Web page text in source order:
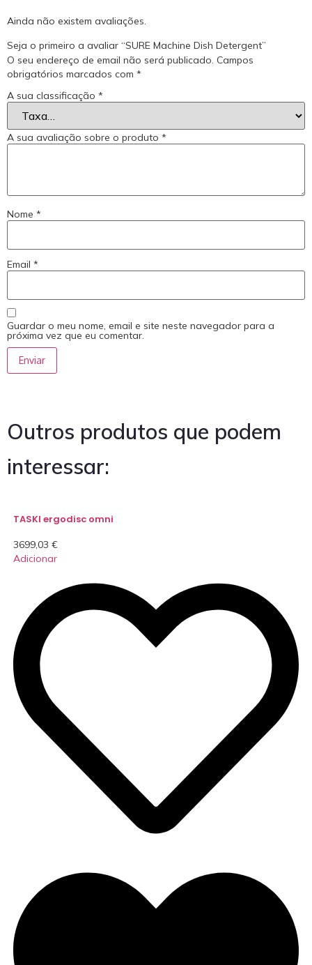
Ainda não existem avaliações.
Seja o primeiro a avaliar “SURE Machine Dish Detergent”
O seu endereço de email não será publicado. Campos
obrigatórios marcados com *
A sua classificação *
A sua avaliação sobre o produto *
Nome *
Email *
Guardar o meu nome, email e site neste navegador para a
próxima vez que eu comentar.
Outros produtos que podem
interessar:
TASKI ergodisc omni
3699,03 €
Adicionar